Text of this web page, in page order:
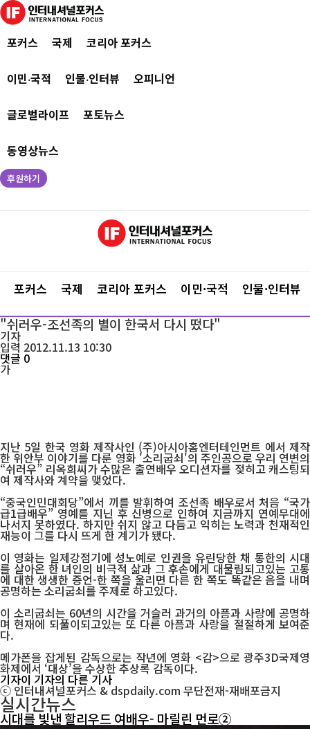
포커스 국제 코리아 포커스
이민·국적 인물·인터뷰 오피니언
글로벌라이프 포토뉴스
동영상뉴스
후원하기
포커스 국제 코리아 포커스 이민·국적 인물·인터뷰
"쉬러우-조선족의 별이 한국서 다시 떴다"
기자
입력 2012.11.13 10:30
댓글 0
가
지난 5일 한국 영화 제작사인 (주)아시아홈엔터테인먼트 에서 제작
한 위안부 이야기를 다룬 영화 '소리굽쇠'의 주인공으로 우리 연변의
“쉬러우” 리옥희씨가 수많은 출연배우 오디션자를 젖히고 캐스팅되
여 제작사와 계약을 맺었다.
“중국인민대회당”에서 끼를 발휘하여 조선족 배우로서 처음 “국가
급1급배우” 영예를 지닌 후 신병으로 인하여 지금까지 연예무대에
나서지 못하였다. 하지만 쉬지 않고 다듬고 익히는 노력과 천재적인
재능이 그를 다시 뜨게 한 계기가 됐다.
이 영화는 일제강점기에 성노예로 인권을 유린당한 채 통한의 시대
를 살아온 한 녀인의 비극적 삶과 그 후손에게 대물림되고있는 고통
에 대한 생생한 증언-한 쪽을 울리면 다른 한 쪽도 똑같은 음을 내며
공명하는 소리굽쇠를 주제로 하고있다.
이 소리굽쇠는 60년의 시간을 거슬러 과거의 아픔과 사랑에 공명하
며 현재에 되풀이되고있는 또 다른 아픔과 사랑을 절절하게 보여준
다.
메가폰을 잡게된 감독으로는 작년에 영화 <감>으로 광주3D국제영
화제에서 ‘대상’을 수상한 추상록 감독이다.
기자이 기자의 다른 기사
ⓒ 인터내셔널포커스 & dspdaily.com 무단전재-재배포금지
실시간뉴스
시대를 빛낸 할리우드 여배우- 마릴린 먼로②